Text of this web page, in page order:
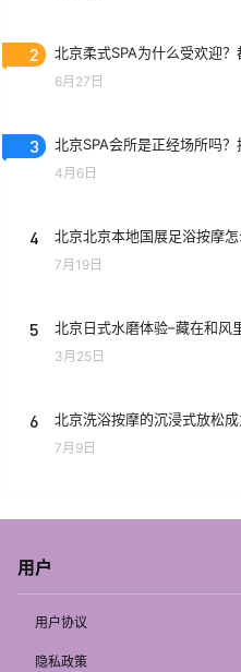
2 北京柔式SPA为什么受欢迎
6月27日
3 北京SPA会所是正经场所吗
4月6日
4 北京北京本地国展足浴按摩
7月19日
5 北京日式水磨体验–藏在和风
3月25日
6 北京洗浴按摩的沉浸式放松
7月9日
用户
用户协议
隐私政策